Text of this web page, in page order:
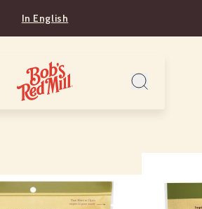
In English